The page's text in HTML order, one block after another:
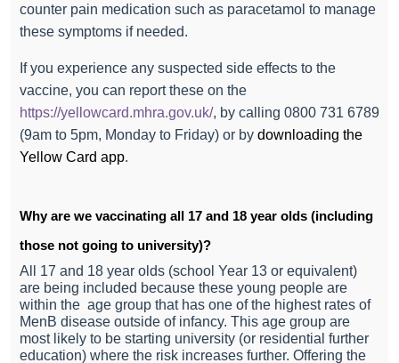
counter pain medication such as paracetamol to manage
these symptoms if needed.
If you experience any suspected side effects to the
vaccine, you can report these on the
https://yellowcard.mhra.gov.uk/, by calling 0800 731 6789
(9am to 5pm, Monday to Friday) or by downloading the
Yellow Card app.
Why are we vaccinating all 17 and 18 year olds (including
those not going to university)?
All 17 and 18 year olds (school Year 13 or equivalent)
are being included because these young people are
within the age group that has one of the highest rates of
MenB disease outside of infancy. This age group are
most likely to be starting university (or residential further
education) where the risk increases further. Offering the